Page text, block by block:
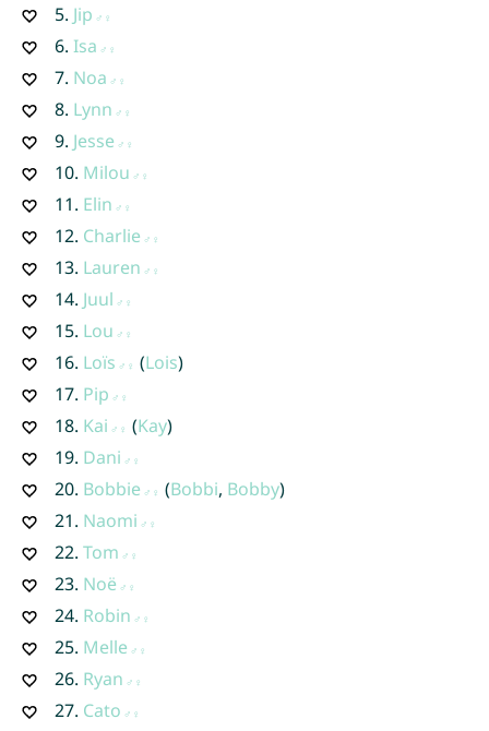
5. Jip
6. Isa
7. Noa
8. Lynn
9. Jesse
10. Milou
11. Elin
12. Charlie
13. Lauren
14. Juul
15. Lou
16. Loïs (Lois)
17. Pip
18. Kai (Kay)
19. Dani
20. Bobbie (Bobbi, Bobby)
21. Naomi
22. Tom
23. Noë
24. Robin
25. Melle
26. Ryan
27. Cato